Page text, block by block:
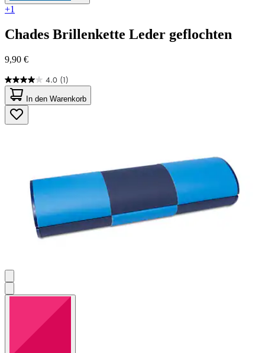
+1
Chades Brillenkette Leder geflochten
9,90 €
4.0 (1)
4.0
von
5
Sternen.
1
In den Warenkorb